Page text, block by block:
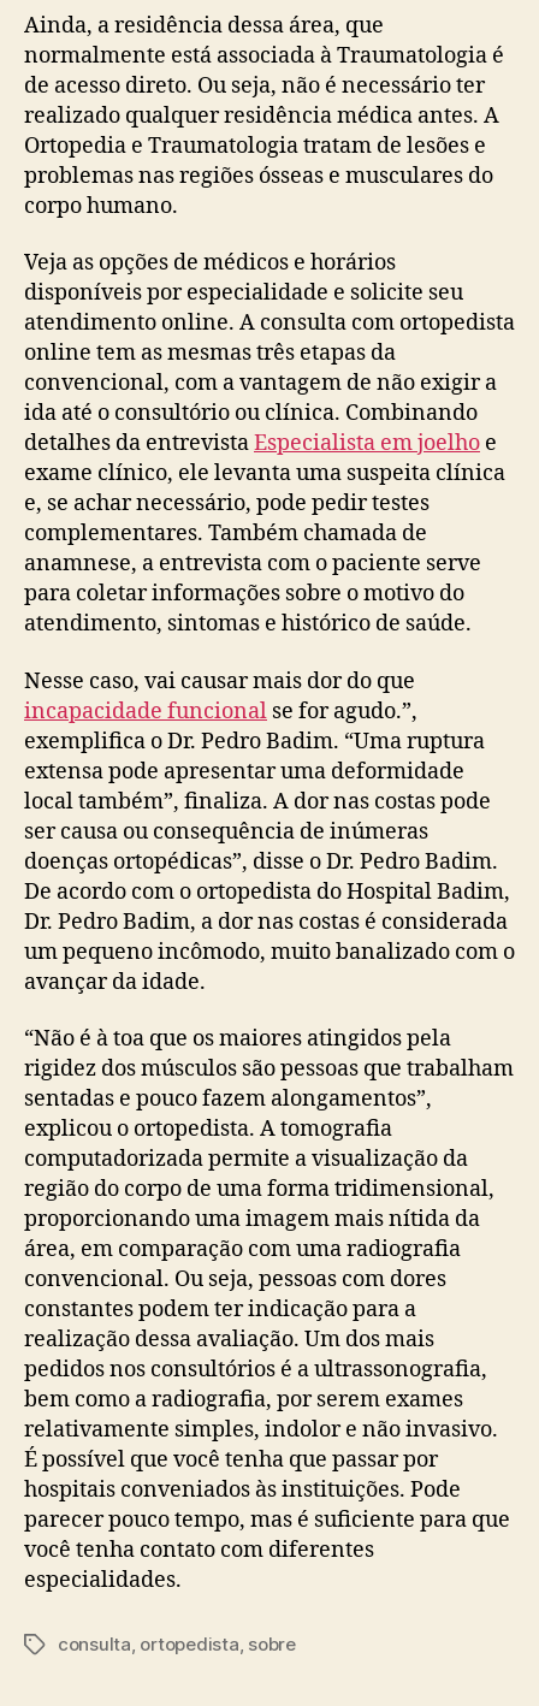
Ainda, a residência dessa área, que
normalmente está associada à Traumatologia é
de acesso direto. Ou seja, não é necessário ter
realizado qualquer residência médica antes. A
Ortopedia e Traumatologia tratam de lesões e
problemas nas regiões ósseas e musculares do
corpo humano.
Veja as opções de médicos e horários
disponíveis por especialidade e solicite seu
atendimento online. A consulta com ortopedista
online tem as mesmas três etapas da
convencional, com a vantagem de não exigir a
ida até o consultório ou clínica. Combinando
detalhes da entrevistaEspecialista em joelho e
exame clínico, ele levanta uma suspeita clínica
e, se achar necessário, pode pedir testes
complementares. Também chamada de
anamnese, a entrevista com o paciente serve
para coletar informações sobre o motivo do
atendimento, sintomas e histórico de saúde.
Nesse caso, vai causar mais dor do que
incapacidade funcional se for agudo.”,
exemplifica o Dr. Pedro Badim. “Uma ruptura
extensa pode apresentar uma deformidade
local também”, finaliza. A dor nas costas pode
ser causa ou consequência de inúmeras
doenças ortopédicas”, disse o Dr. Pedro Badim.
De acordo com o ortopedista do Hospital Badim,
Dr. Pedro Badim, a dor nas costas é considerada
um pequeno incômodo, muito banalizado com o
avançar da idade.
“Não é à toa que os maiores atingidos pela
rigidez dos músculos são pessoas que trabalham
sentadas e pouco fazem alongamentos”,
explicou o ortopedista. A tomografia
computadorizada permite a visualização da
região do corpo de uma forma tridimensional,
proporcionando uma imagem mais nítida da
área, em comparação com uma radiografia
convencional. Ou seja, pessoas com dores
constantes podem ter indicação para a
realização dessa avaliação. Um dos mais
pedidos nos consultórios é a ultrassonografia,
bem como a radiografia, por serem exames
relativamente simples, indolor e não invasivo.
É possível que você tenha que passar por
hospitais conveniados às instituições. Pode
parecer pouco tempo, mas é suficiente para que
você tenha contato com diferentes
especialidades.
Tagsconsulta, ortopedista, sobre